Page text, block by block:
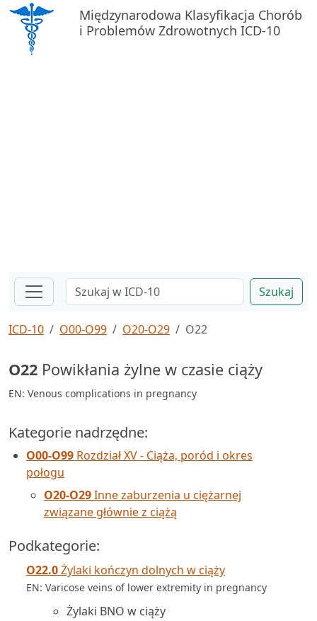
Międzynarodowa Klasyfikacja Chorób
i Problemów Zdrowotnych ICD-10
Szukaj
ICD-10 O00-O99 O20-O29 O22
O22 Powikłania żylne w czasie ciąży
EN: Venous complications in pregnancy
Kategorie nadrzędne:
O00-O99 Rozdział XV - Ciąża, poród i okres
połogu
O20-O29Inne zaburzenia u ciężarnej
związane głównie z ciążą
Podkategorie:
O22.0Żylaki kończyn dolnych w ciąży
EN: Varicose veins of lower extremity in pregnancy
Żylaki BNO w ciąży